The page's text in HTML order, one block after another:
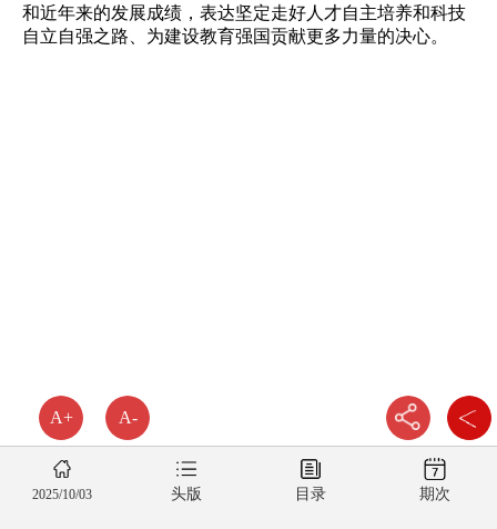
A+ A-
和近年来的发展成绩，表达坚定走好人才自主培养和科技
自立自强之路、为建设教育强国贡献更多力量的决心。
2025/10/03 头版 目录 期次